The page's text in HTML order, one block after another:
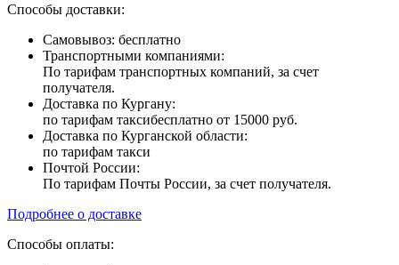
Способы доставки:
Самовывоз: бесплатно
Транспортными компаниями:
По тарифам транспортных компаний, за счет
получателя.
Доставка по Кургану:
по тарифам таксибесплатно от 15000 руб.
Доставка по Курганской области:
по тарифам такси
Почтой России:
По тарифам Почты России, за счет получателя.
Подробнее о доставке
Способы оплаты: